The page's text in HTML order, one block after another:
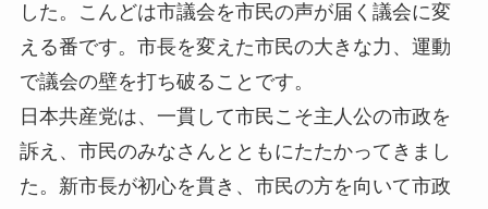
した。こんどは市議会を市民の声が届く議会に変
える番です。市長を変えた市民の大きな力、運動
で議会の壁を打ち破ることです。
日本共産党は、一貫して市民こそ主人公の市政を
訴え、市民のみなさんとともにたたかってきまし
た。新市長が初心を貫き、市民の方を向いて市政